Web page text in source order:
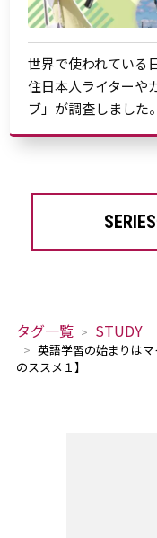
世界で使われている
住日本人ライターや
ブ」が調査しました。
タグ一覧 STUDY
英語学習の始まりは
のススメ１】